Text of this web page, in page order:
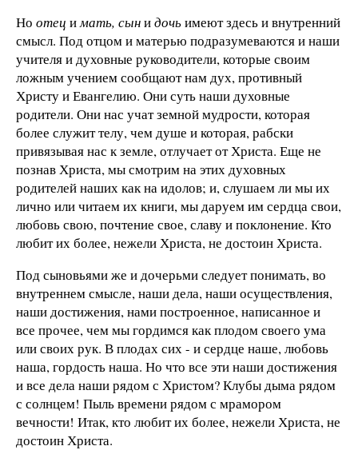
Но отец имать, сынидочьимеют здесь и внутренний
смысл. Под отцом и матерью подразумеваются и наши
учителя и духовные руководители, которые своим
ложным учением сообщают нам дух, противный
Христу и Евангелию. Они суть наши духовные
родители. Они нас учат земной мудрости, которая
более служит телу, чем душе и которая, рабски
привязывая нас к земле, отлучает от Христа. Еще не
познав Христа, мы смотрим на этих духовных
родителей наших как на идолов; и, слушаем ли мы их
лично или читаем их книги, мы даруем им сердца свои,
любовь свою, почтение свое, славу и поклонение. Кто
любит их более, нежели Христа, не достоин Христа.
Под сыновьями же и дочерьми следует понимать, во
внутреннем смысле, наши дела, наши осуществления,
наши достижения, нами построенное, написанное и
все прочее, чем мы гордимся как плодом своего ума
или своих рук. В плодах сих - и сердце наше, любовь
наша, гордость наша. Но что все эти наши достижения
и все дела наши рядом с Христом? Клубы дыма рядом
с солнцем! Пыль времени рядом с мрамором
вечности! Итак, кто любит их более, нежели Христа, не
достоин Христа.